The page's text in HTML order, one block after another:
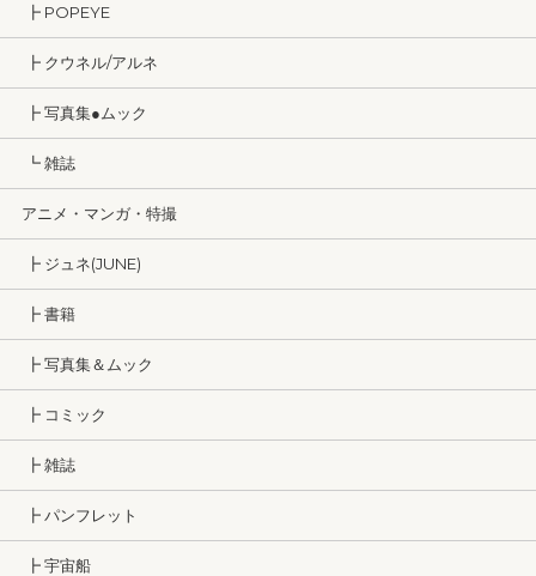
┣ POPEYE
┣ クウネル/アルネ
┣ 写真集●ムック
┗ 雑誌
アニメ・マンガ・特撮
┣ ジュネ(JUNE)
┣ 書籍
┣ 写真集＆ムック
┣ コミック
┣ 雑誌
┣ パンフレット
┣ 宇宙船